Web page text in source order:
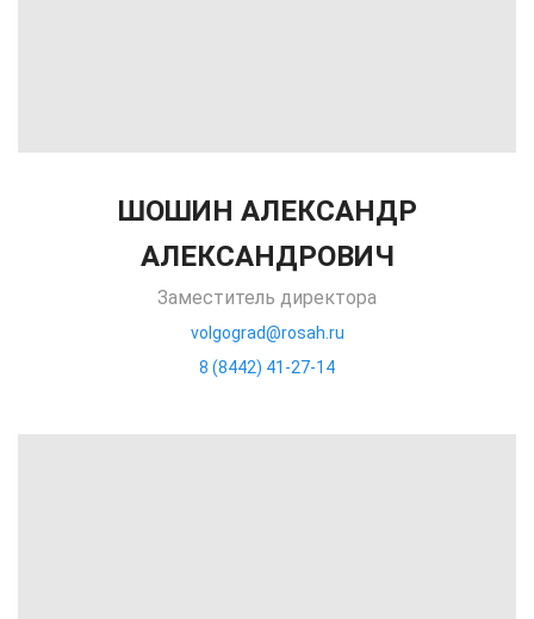
ШОШИН АЛЕКСАНДР
АЛЕКСАНДРОВИЧ
Заместитель директора
volgograd@rosah.ru
8 (8442) 41-27-14